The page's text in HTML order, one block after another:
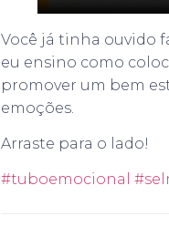
Você já tinha ouvido
eu ensino como
promover um bem
emoções.
Arraste para o lado!
#tuboemocional